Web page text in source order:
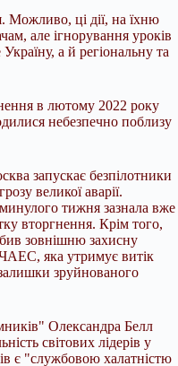
Можливо, ці дії, на їхню
але ігнорування уроків
а й регіональну та
в лютому 2022 року
небезпечно поблизу
запускає безпілотники
великої аварії.
тижня зазнала вже
вторгнення. Крім того,
зовнішню захисну
яка утримує витік
зруйнованого
Олександра Белл
світових лідерів у
є "службовою халатністю